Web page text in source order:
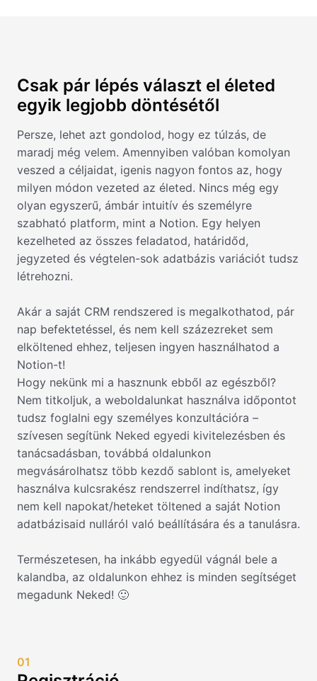
Csak pár lépés választ el életed
egyik legjobb döntésétől
Persze, lehet azt gondolod, hogy ez túlzás, de
maradj még velem. Amennyiben valóban komolyan
veszed a céljaidat, igenis nagyon fontos az, hogy
milyen módon vezeted az életed. Nincs még egy
olyan egyszerű, ámbár intuitív és személyre
szabható platform, mint a Notion. Egy helyen
kezelheted az összes feladatod, határidőd,
jegyzeted és végtelen-sok adatbázis variációt tudsz
létrehozni.
Akár a saját CRM rendszered is megalkothatod, pár
nap befektetéssel, és nem kell százezreket sem
elköltened ehhez, teljesen ingyen használhatod a
Notion-t!
Hogy nekünk mi a hasznunk ebből az egészből?
Nem titkoljuk, a weboldalunkat használva időpontot
tudsz foglalni egy személyes konzultációra –
szívesen segítünk Neked egyedi kivitelezésben és
tanácsadásban, továbbá oldalunkon
megvásárolhatsz több kezdő sablont is, amelyeket
használva kulcsrakész rendszerrel indíthatsz, így
nem kell napokat/heteket töltened a saját Notion
adatbázisaid nulláról való beállítására és a tanulásra.
Természetesen, ha inkább egyedül vágnál bele a
kalandba, az oldalunkon ehhez is minden segítséget
megadunk Neked! 🙂
01